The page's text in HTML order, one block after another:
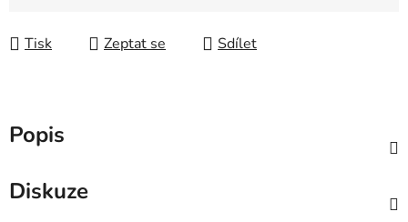
Tisk Zeptat se Sdílet
Popis
Diskuze